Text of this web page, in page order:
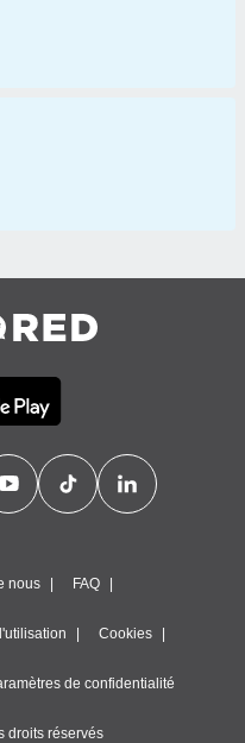
nous FAQ
Cookies
de confidentialité
droits réservés